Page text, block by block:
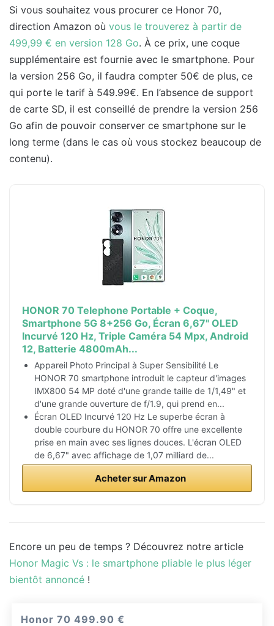
Si vous souhaitez vous procurer ce Honor 70,
direction Amazon où vous le trouverez à partir de
499,99 € en version 128 Go. À ce prix, une coque
supplémentaire est fournie avec le smartphone. Pour
la version 256 Go, il faudra compter 50€ de plus, ce
qui porte le tarif à 549.99€. En l’absence de support
de carte SD, il est conseillé de prendre la version 256
Go afin de pouvoir conserver ce smartphone sur le
long terme (dans le cas où vous stockez beaucoup de
contenu).
HONOR 70 Telephone Portable + Coque,
Smartphone 5G 8+256 Go, Écran 6,67" OLED
Incurvé 120 Hz, Triple Caméra 54 Mpx, Android
12, Batterie 4800mAh...
Appareil Photo Principal à Super Sensibilité Le
HONOR 70 smartphone introduit le capteur d'images
IMX800 54 MP doté d'une grande taille de 1/1,49" et
d'une grande ouverture de f/1.9, qui prend en...
Écran OLED Incurvé 120 Hz Le superbe écran à
double courbure du HONOR 70 offre une excellente
prise en main avec ses lignes douces. L'écran OLED
de 6,67" avec affichage de 1,07 milliard de...
Acheter sur Amazon
Encore un peu de temps ? Découvrez notre article
Honor Magic Vs : le smartphone pliable le plus léger
bientôt annoncé !
Honor 70499.90 €